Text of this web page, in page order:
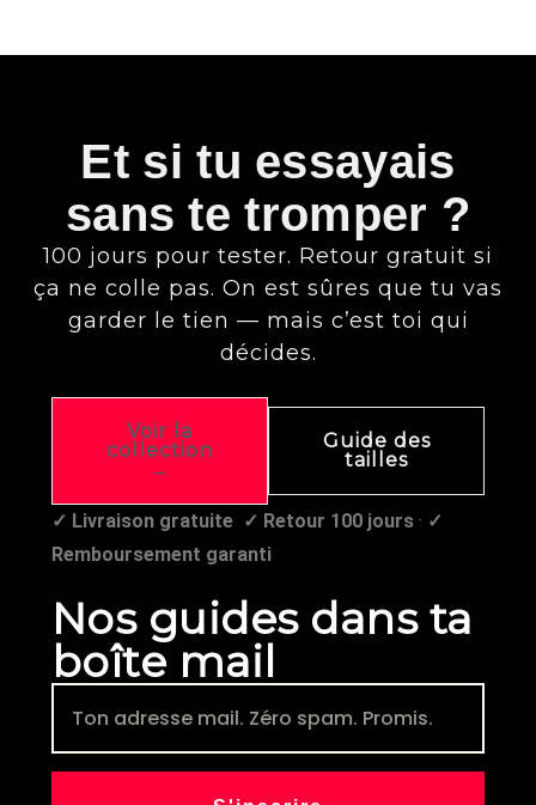
Et si tu essayais
sans te tromper ?
100 jours pour tester. Retour gratuit si
ça ne colle pas. On est sûres que tu vas
garder le tien — mais c’est toi qui
décides.
Voir la
collection
→
Guide des
tailles
✓ Livraison gratuite ✓ Retour 100 jours · ✓
Remboursement garanti
Nos guides dans ta
boîte mail